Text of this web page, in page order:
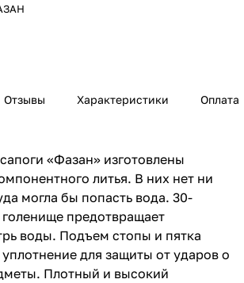
Отзывы Характеристики Оплата
«Фазан» изготовлены
литья. В них нет ни
могла бы попасть вода. 30-
предотвращает
воды. Подъем стопы и пятка
для защиты от ударов о
Плотный и высокий